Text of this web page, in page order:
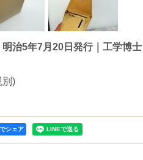
治5年7月20日発行｜工学博
別)
シェア